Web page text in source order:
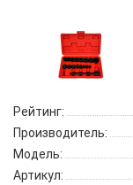
Рейтинг:
Производитель:
Модель:
Артикул: